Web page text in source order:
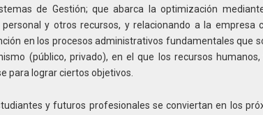
de Gestión; que abarca la optimización
y otros recursos, y relacionando a la empresa
en los procesos administrativos fundamentales que
(público, privado), en el que los recursos
para lograr ciertos objetivos.
y futuros profesionales se conviertan en los